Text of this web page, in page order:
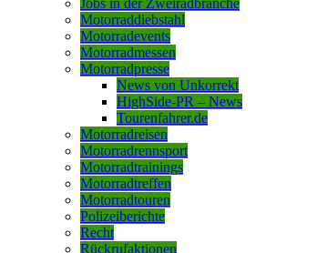
Motorraddiebstahl
Motorradevents
Motorradmessen
Motorradpresse
News von Unkorrekt
HighSide-PR – News
Tourenfahrer.de
Motorradreisen
Motorradrennsport
Motorradtrainings
Motorradtreffen
Motorradtouren
Polizeiberichte
Recht
Rückrufaktionen